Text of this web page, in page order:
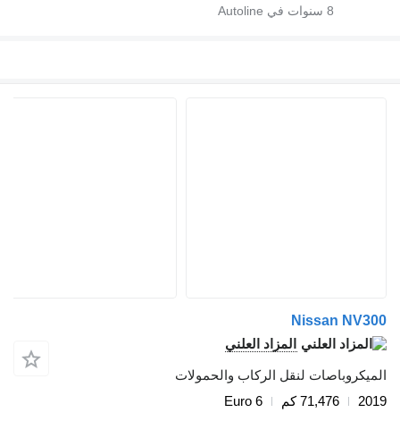
8 سنوات في Autoline
Nissan NV300
المزاد العلني
الميكروباصات لنقل الركاب والحمولات
2019
71,476 كم
Euro 6